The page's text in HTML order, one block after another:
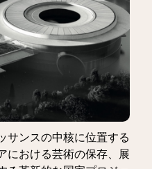
サンスの中核に位置する
における芸術の保存、展